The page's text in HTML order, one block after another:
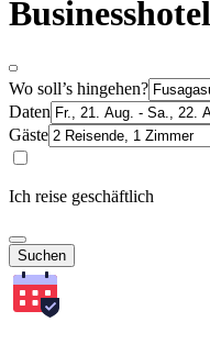
Wo soll’s hingehen?
Daten
Gäste
Ich reise geschäftlich
Suchen